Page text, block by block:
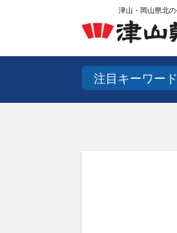
注目キーワード